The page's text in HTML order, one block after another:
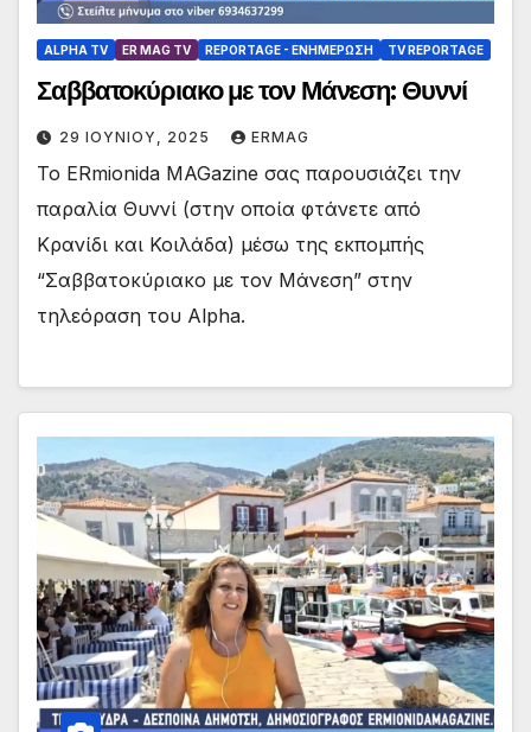
ALPHA TV ER MAG TV REPORTAGE - EΝΗΜΈΡΩΣΗ TV REPORTAGE
Σαββατοκύριακο με τον Μάνεση: Θυννί
29 ΙΟΥΝΊΟΥ, 2025 ERMAG
Το ERmionida MAGazine σας παρουσιάζει την
παραλία Θυννί (στην οποία φτάνετε από
Κρανίδι και Κοιλάδα) μέσω της εκπομπής
“Σαββατοκύριακο με τον Μάνεση” στην
τηλεόραση του Alpha.